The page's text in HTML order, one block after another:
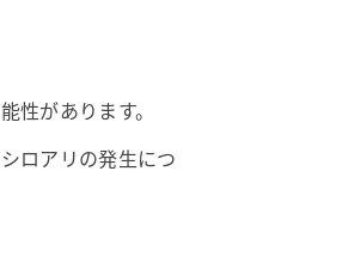
性があります。
ロアリの発生につ